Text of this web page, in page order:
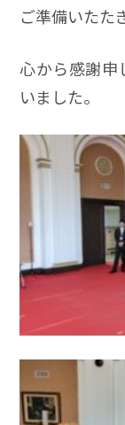
ご準備いたた
心から感謝申
いました。